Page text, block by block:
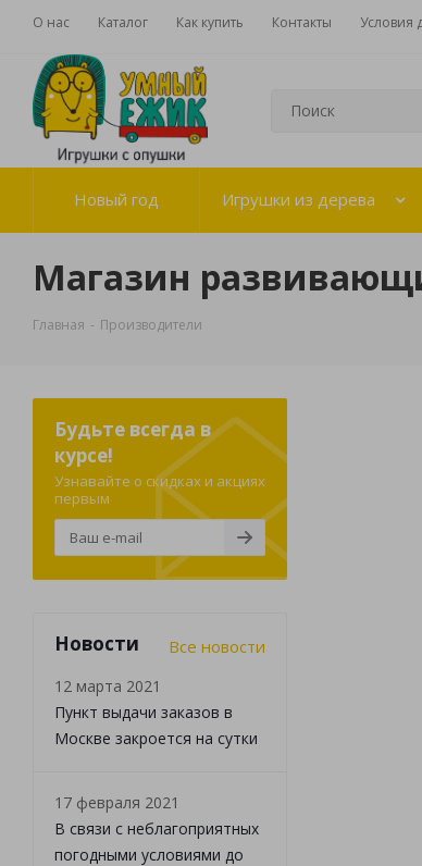
О нас Каталог Как купить Контакты Условия
Новый год Игрушки из дерева
Магазин
Главная - Производители
Будьте всегда в
курсе!
Узнавайте о скидках и акциях
первым
Новости Все новости
12 марта 2021
Пункт выдачи заказов в
Москве закроется на сутки
17 февраля 2021
В связи с неблагоприятных
погодными условиями до